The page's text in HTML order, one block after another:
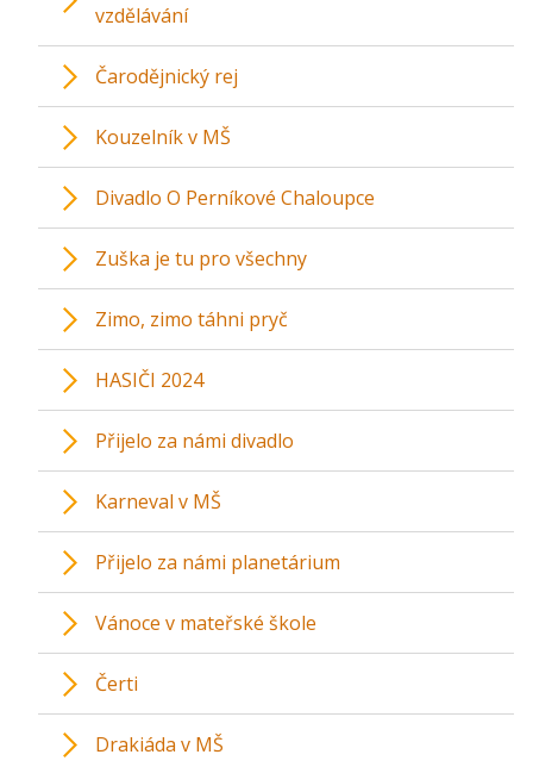
vzdělávání
Čarodějnický rej
Kouzelník v MŠ
Divadlo O Perníkové Chaloupce
Zuška je tu pro všechny
Zimo, zimo táhni pryč
HASIČI 2024
Přijelo za námi divadlo
Karneval v MŠ
Přijelo za námi planetárium
Vánoce v mateřské škole
Čerti
Drakiáda v MŠ